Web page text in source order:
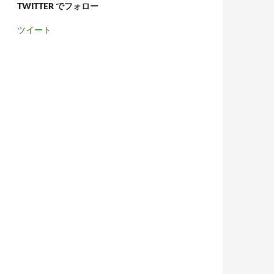
TWITTER でフォロー
ツイート